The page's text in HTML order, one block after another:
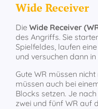
Wide Receiver
Die Wide Receiver
des Angriffs. Sie
Spielfeldes, laufen
und versuchen dann
Gute WR müssen
müssen auch bei
Blocks setzen. Je
zwei und fünf WR auf